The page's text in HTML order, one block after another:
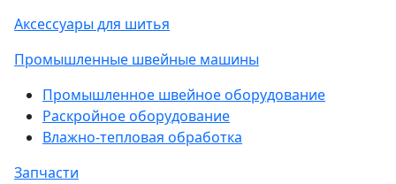
Аксессуары для шитья
Промышленные швейные машины
Промышленное швейное оборудование
Раскройное оборудование
Влажно-тепловая обработка
Запчасти